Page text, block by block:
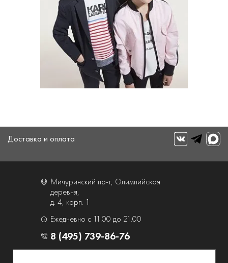
Доставка и оплата
Мичуринский пр-т, Олимпийская
деревня,
д. 4, корп. 1
Ежедневно с 11.00 до 21.00
8 (495) 739-86-76